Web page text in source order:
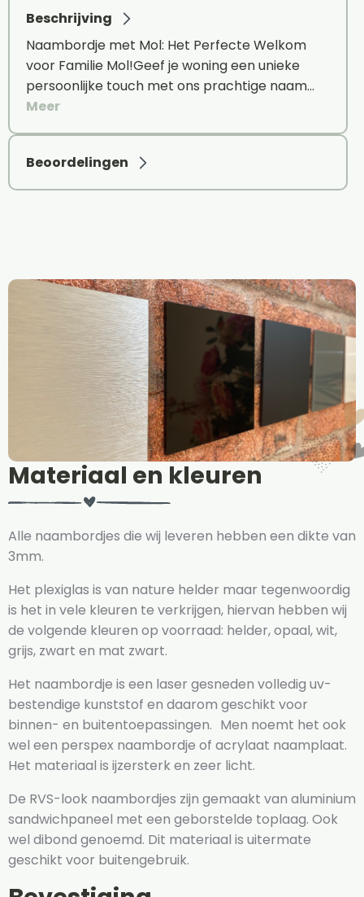
Beschrijving
Naambordje met Mol: Het Perfecte Welkom
voor Familie Mol!Geef je woning een unieke
persoonlijke touch met ons prachtige naam…
Meer
Beoordelingen
Materiaal en kleuren
Alle naambordjes die wij leveren hebben een dikte van
3mm.
Het plexiglas is van nature helder maar tegenwoordig
is het in vele kleuren te verkrijgen, hiervan hebben wij
de volgende kleuren op voorraad: helder, opaal, wit,
grijs, zwart en mat zwart.
Het naambordje is een laser gesneden volledig uv-
bestendige kunststof en daarom geschikt voor
binnen- en buitentoepassingen. Men noemt het ook
wel een perspex naambordje of acrylaat naamplaat.
Het materiaal is ijzersterk en zeer licht.
De RVS-look naambordjes zijn gemaakt van aluminium
sandwichpaneel met een geborstelde toplaag. Ook
wel dibond genoemd. Dit materiaal is uitermate
geschikt voor buitengebruik.